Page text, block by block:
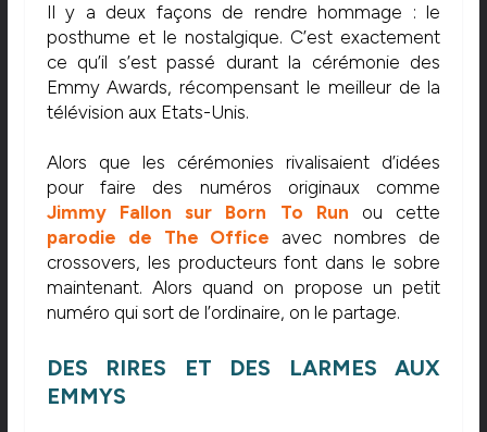
Il y a deux façons de rendre hommage : le
posthume et le nostalgique. C’est exactement
ce qu’il s’est passé durant la cérémonie des
Emmy Awards, récompensant le meilleur de la
télévision aux Etats-Unis.
Alors que les cérémonies rivalisaient d’idées
pour faire des numéros originaux comme
Jimmy Fallon sur Born To Run ou cette
parodie de The Office avec nombres de
crossovers, les producteurs font dans le sobre
maintenant. Alors quand on propose un petit
numéro qui sort de l’ordinaire, on le partage.
DES RIRES ET DES LARMES AUX
EMMYS